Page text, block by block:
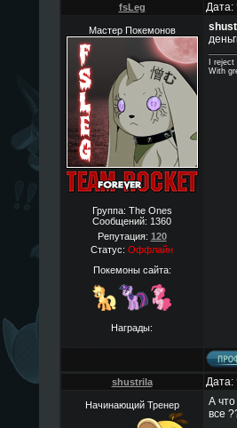
fsLeg Дата:
Мастер Покемонов
Группа: The Ones
Сообщений: 1360
Репутация: 120
Статус: Оффлайн
Покемоны сайта:
Награды:
I
With
shustrila Дата:
Начинающий Тренер
А
все